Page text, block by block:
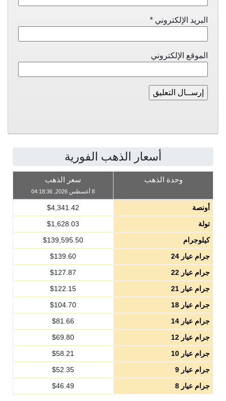
البريد الإلكتروني *
الموقع الإلكتروني
أسعار الذهب الفورية
وحدة الذهب سعر الذهب
8 أغسطس 2026, 04:18:36
أونصة $4,341.42
تولة
$1,628.03
كيلوجرام
$139,595.50
جرام عيار 24
$139.60
جرام عيار 22
$127.87
جرام عيار 21
$122.15
جرام عيار 18
$104.70
جرام عيار 14
$81.66
جرام عيار 12
$69.80
جرام عيار 10
$58.21
جرام عيار 9
$52.35
جرام عيار 8
$46.49